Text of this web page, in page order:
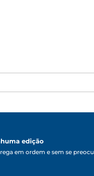
edição
em ordem e sem se